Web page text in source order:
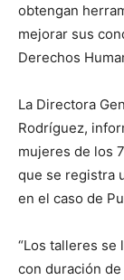
obtengan
mejorar sus
Derechos
La Directora
Rodríguez,
mujeres de los
que se registra
en el caso de
“Los talleres se
con duración